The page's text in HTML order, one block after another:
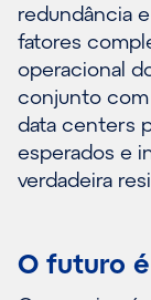
redundância
fatores
operacional
conjunto
data centers
esperados e
verdadeira
O futuro